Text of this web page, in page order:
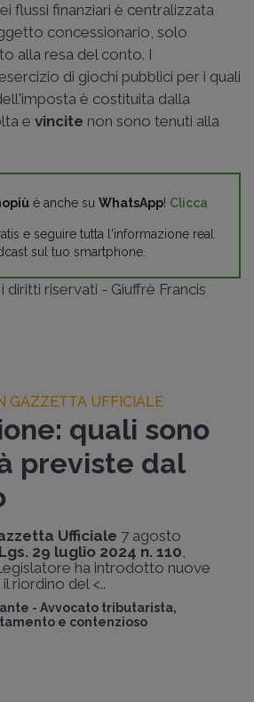
flussi finanziari è centralizzata
concessionario, solo
alla resa del conto. I
di giochi pubblici per i quali
è costituita dalla
e vincite non sono tenuti alla
è anche su WhatsApp! Clicca
e seguire tutta l'informazione real
sul tuo smartphone.
riservati - Giuffrè Francis
GAZZETTA UFFICIALE
quali sono
previste dal
Ufficiale 7 agosto
29 luglio 2024 n. 110,
ha introdotto nuove
riordino del <..
- Avvocato tributarista,
e contenzioso